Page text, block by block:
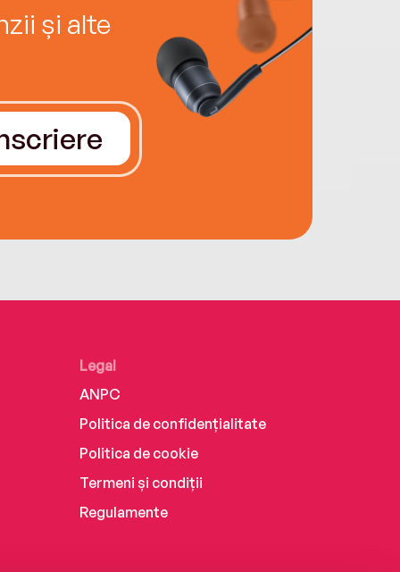
și alte
Legal
ANPC
Politica de confidențialitate
Politica de cookie
Termeni și condiții
Regulamente